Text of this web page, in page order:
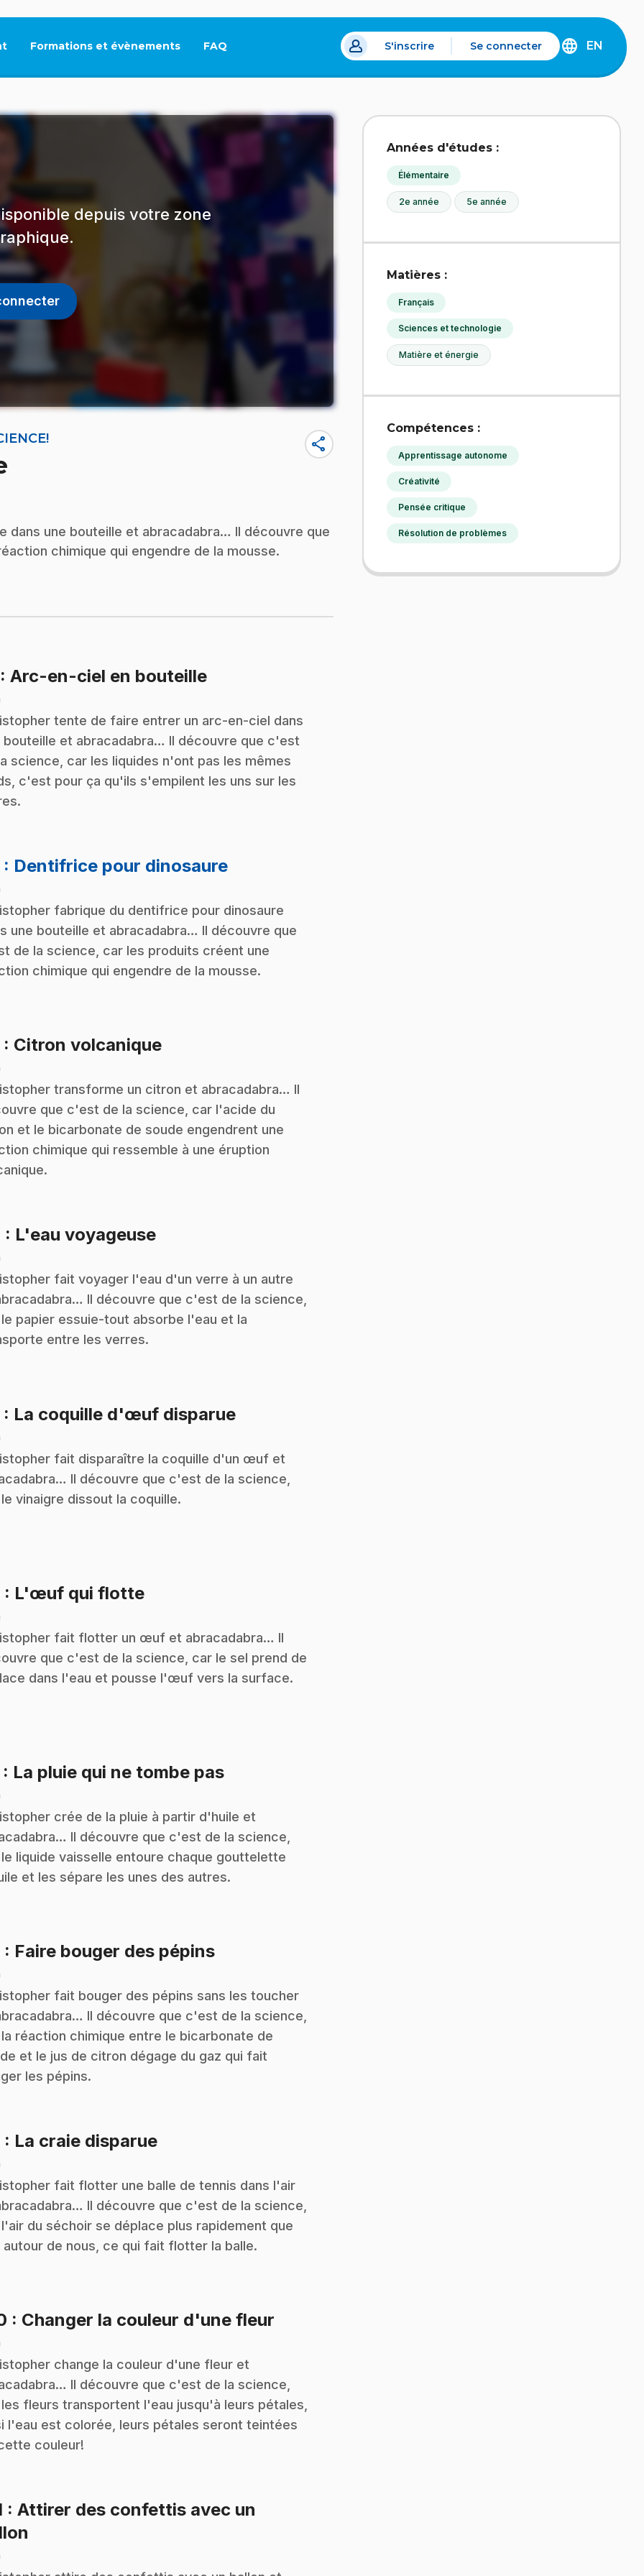
Formations et évènements FAQ
Ce lien s'ouvrira dans un nouvel onglet.
S'inscrire Se connecter
DISCOVER
EN
depuis votre zone
share
une bouteille et abracadabra… Il découvre que
chimique qui engendre de la mousse.
: Arc-en-ciel en bouteille.
tente de faire entrer un arc-en-ciel dans
bouteille et abracadabra… Il découvre que c'est
science, car les liquides n'ont pas les mêmes
c'est pour ça qu'ils s'empilent les uns sur les
: Dentifrice pour dinosaure.
fabrique du dentifrice pour dinosaure
une bouteille et abracadabra… Il découvre que
de la science, car les produits créent une
chimique qui engendre de la mousse.
: Citron volcanique.
transforme un citron et abracadabra… Il
que c'est de la science, car l'acide du
et le bicarbonate de soude engendrent une
chimique qui ressemble à une éruption
: L'eau voyageuse.
fait voyager l'eau d'un verre à un autre
Il découvre que c'est de la science,
papier essuie-tout absorbe l'eau et la
entre les verres.
: La coquille d'œuf disparue.
fait disparaître la coquille d'un œuf et
Il découvre que c'est de la science,
vinaigre dissout la coquille.
: L'œuf qui flotte.
fait flotter un œuf et abracadabra… Il
que c'est de la science, car le sel prend de
dans l'eau et pousse l'œuf vers la surface.
: La pluie qui ne tombe pas.
crée de la pluie à partir d'huile et
Il découvre que c'est de la science,
liquide vaisselle entoure chaque gouttelette
et les sépare les unes des autres.
: Faire bouger des pépins.
fait bouger des pépins sans les toucher
Il découvre que c'est de la science,
réaction chimique entre le bicarbonate de
et le jus de citron dégage du gaz qui fait
les pépins.
: La craie disparue.
fait flotter une balle de tennis dans l'air
Il découvre que c'est de la science,
du séchoir se déplace plus rapidement que
autour de nous, ce qui fait flotter la balle.
: Changer la couleur d'une fleur
change la couleur d'une fleur et
Il découvre que c'est de la science,
fleurs transportent l'eau jusqu'à leurs pétales,
l'eau est colorée, leurs pétales seront teintées
couleur!
: Attirer des confettis avec un
Années d'études :
Élémentaire
2e année 5e année
Matières :
Français
Sciences et technologie
Matière et énergie
Compétences :
Apprentissage autonome
Créativité
Pensée critique
Résolution de problèmes